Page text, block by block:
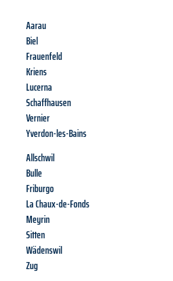
Aarau
Biel
Frauenfeld
Kriens
Lucerna
Schaffhausen
Vernier
Yverdon-les-Bains
Allschwil
Bulle
Friburgo
La Chaux-de-Fonds
Meyrin
Sitten
Wädenswil
Zug